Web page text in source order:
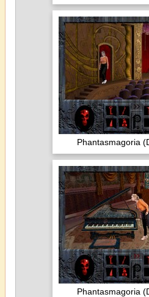
Phantasmagoria
Phantasmagoria